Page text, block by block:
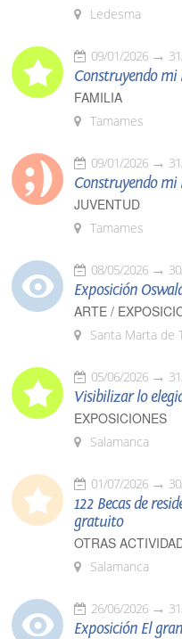
Ledesma
09/01/2026
Construyendo mi
FAMILIA
Tamames
09/01/2026
Construyendo mi
JUVENTUD
Tamames
08/05/2026
Exposición
ARTE /
Santa Marta de
05/06/2026
Visibilizar lo
EXPOSICIONES
Salamanca
01/07/2026
122 Becas de
gratuito
OTRAS
Salamanca
26/06/2026
Exposición El